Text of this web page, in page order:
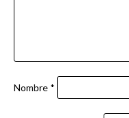
Nombre *